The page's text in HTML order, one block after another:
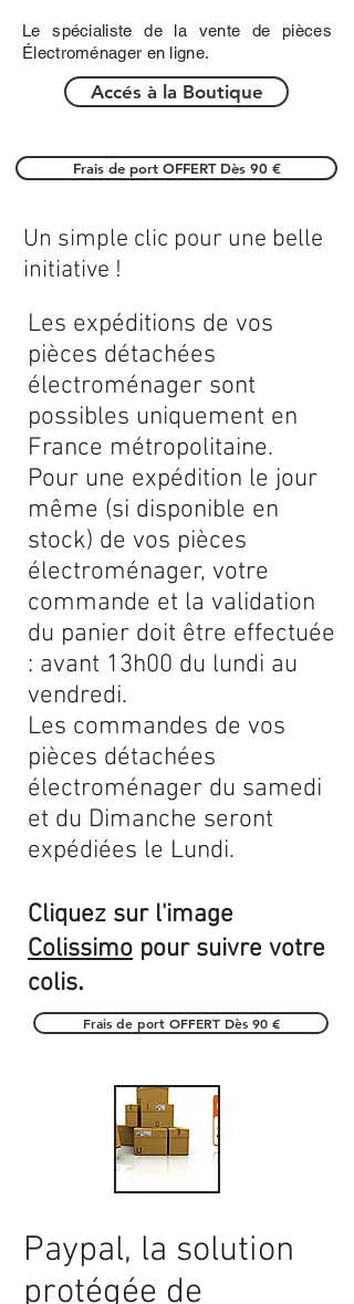
Le spécialiste de la vente de pièces
Électroménager en ligne.
Accés à la Boutique
Frais de port OFFERT Dès 90 €
Les expéditions de vos
pièces détachées
électroménager sont
possibles uniquement en
France métropolitaine.
Pour une expédition le jour
même (si disponible en
stock) de vos pièces
électroménager, votre
commande et la validation
du panier doit être effectuée
: avant 13h00 du lundi au
vendredi.
Les commandes de vos
pièces détachées
électroménager du samedi
et du Dimanche seront
expédiées le Lundi.
Cliquez sur l'image
Colissimo pour suivre votre
colis.
Un simple clic pour une belle
initiative !
Frais de port OFFERT Dès 90 €
Paypal, la solution
protégée de